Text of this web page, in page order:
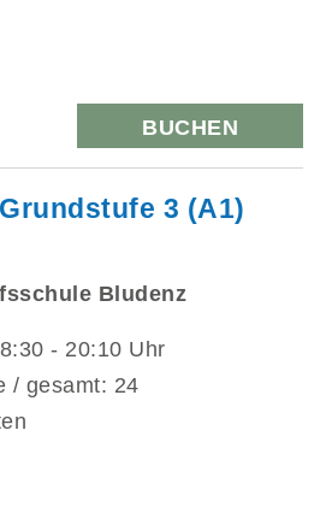
BUCHEN
3 (A1)
Bludenz
- 20:10 Uhr
/ gesamt: 24